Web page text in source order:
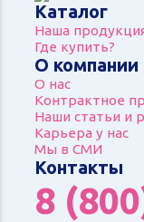
Каталог
Наша
Где купить?
О компании
О нас
Контрактное
Наши статьи и
Карьера у нас
Мы в СМИ
Контакты
8